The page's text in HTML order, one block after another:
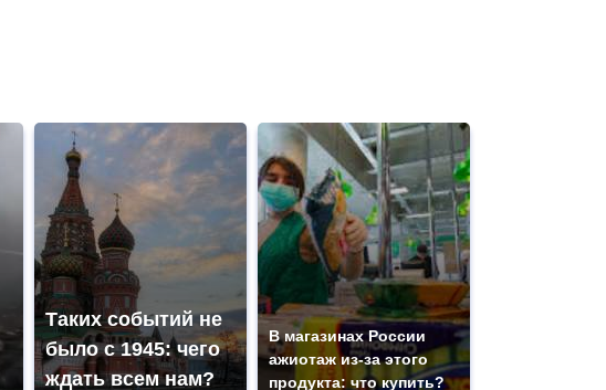
Таких событий не
было с 1945: чего
ждать всем нам?
В магазинах России
ажиотаж из-за этого
продукта: что купить?